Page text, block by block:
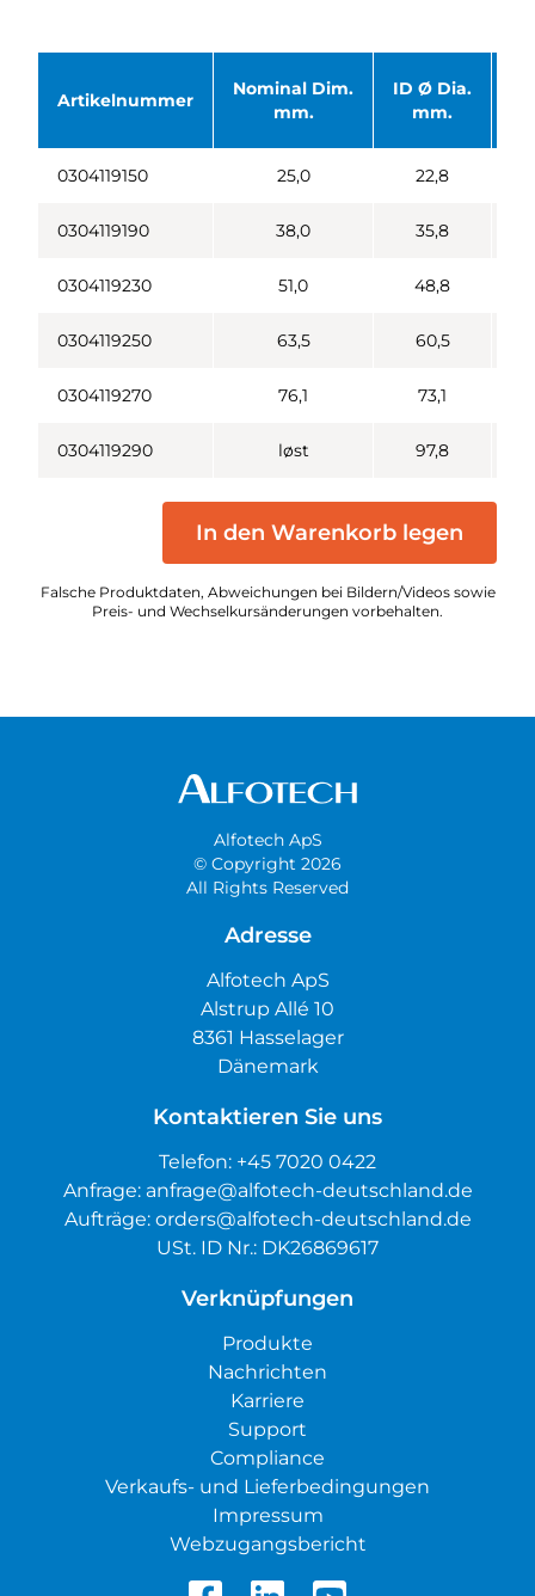
Artikelnummer
Nominal Dim.
mm.
ID Ø Dia.
mm.
0304119150 25,0 22,8
0304119190 38,0 35,8
0304119230 51,0 48,8
0304119250 63,5 60,5
0304119270 76,1 73,1
0304119290 løst 97,8
In den Warenkorb legen
Falsche Produktdaten, Abweichungen bei Bildern/Videos sowie
Preis- und Wechselkursänderungen vorbehalten.
Alfotech ApS
© Copyright 2026
All Rights Reserved
Adresse
Alfotech ApS
Alstrup Allé 10
8361 Hasselager
Dänemark
Kontaktieren Sie uns
Telefon: +45 7020 0422
Anfrage: anfrage@alfotech-deutschland.de
Aufträge: orders@alfotech-deutschland.de
USt. ID Nr.: DK26869617
Verknüpfungen
Produkte
Nachrichten
Karriere
Support
Compliance
Verkaufs- und Lieferbedingungen
Impressum
Webzugangsbericht